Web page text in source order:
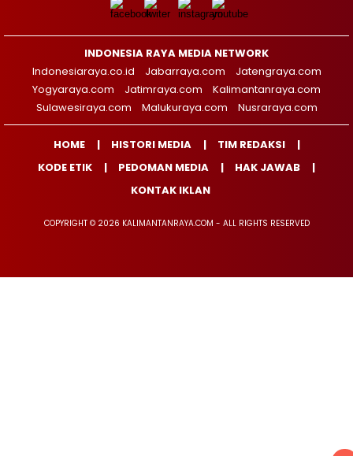
INDONESIA RAYA MEDIA NETWORK
Indonesiaraya.co.id
Jabarraya.com
Jatengraya.com
Yogyaraya.com
Jatimraya.com
Kalimantanraya.com
Sulawesiraya.com
Malukuraya.com Nusraraya.com
HOME HISTORI MEDIA
TIM REDAKSI
KODE ETIK
PEDOMAN MEDIA
HAK JAWAB
KONTAK IKLAN
COPYRIGHT © 2026 KALIMANTANRAYA.COM - ALL RIGHTS RESERVED